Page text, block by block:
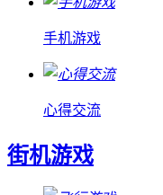
手机游戏
心得交流
街机游戏